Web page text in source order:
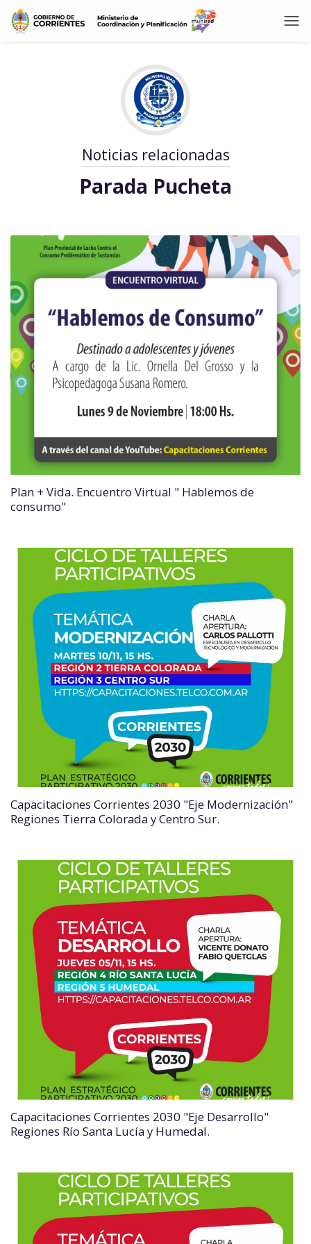
Noticias relacionadas
Parada Pucheta
Plan + Vida. Encuentro Virtual " Hablemos de
consumo"
Capacitaciones Corrientes 2030 "Eje Modernización"
Regiones Tierra Colorada y Centro Sur.
Capacitaciones Corrientes 2030 "Eje Desarrollo"
Regiones Río Santa Lucía y Humedal.